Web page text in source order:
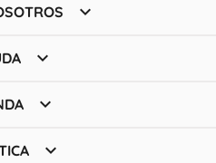



